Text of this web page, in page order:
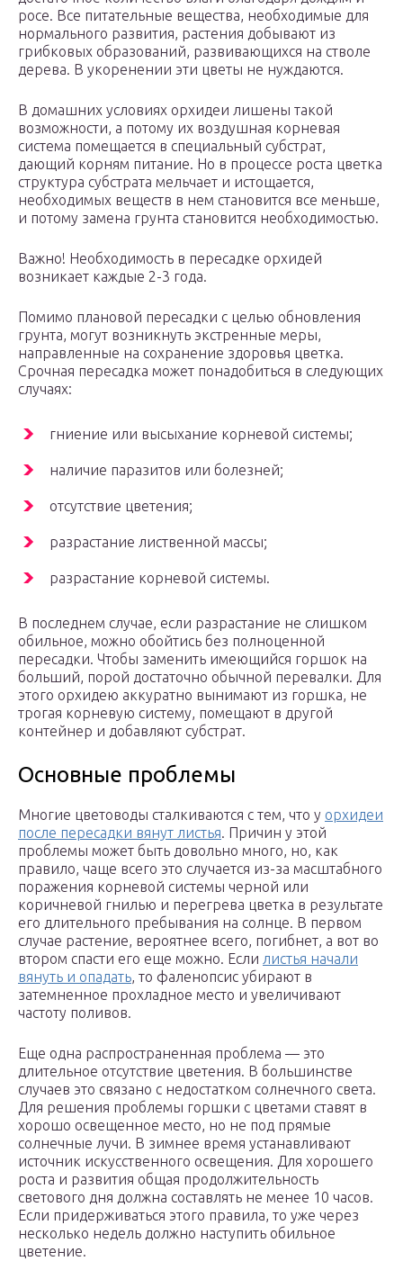
росе. Все питательные вещества, необходимые для
нормального развития, растения добывают из
грибковых образований, развивающихся на стволе
дерева. В укоренении эти цветы не нуждаются.
В домашних условиях орхидеи лишены такой
возможности, а потому их воздушная корневая
система помещается в специальный субстрат,
дающий корням питание. Но в процессе роста цветка
структура субстрата мельчает и истощается,
необходимых веществ в нем становится все меньше,
и потому замена грунта становится необходимостью.
Важно! Необходимость в пересадке орхидей
возникает каждые 2-3 года.
Помимо плановой пересадки с целью обновления
грунта, могут возникнуть экстренные меры,
направленные на сохранение здоровья цветка.
Срочная пересадка может понадобиться в следующих
случаях:
гниение или высыхание корневой системы;
наличие паразитов или болезней;
отсутствие цветения;
разрастание лиственной массы;
разрастание корневой системы.
В последнем случае, если разрастание не слишком
обильное, можно обойтись без полноценной
пересадки. Чтобы заменить имеющийся горшок на
больший, порой достаточно обычной перевалки. Для
этого орхидею аккуратно вынимают из горшка, не
трогая корневую систему, помещают в другой
контейнер и добавляют субстрат.
Основные проблемы
Многие цветоводы сталкиваются с тем, что у орхидеи
после пересадки вянут листья. Причин у этой
проблемы может быть довольно много, но, как
правило, чаще всего это случается из-за масштабного
поражения корневой системы черной или
коричневой гнилью и перегрева цветка в результате
его длительного пребывания на солнце. В первом
случае растение, вероятнее всего, погибнет, а вот во
втором спасти его еще можно. Если листья начали
вянуть и опадать, то фаленопсис убирают в
затемненное прохладное место и увеличивают
частоту поливов.
Еще одна распространенная проблема — это
длительное отсутствие цветения. В большинстве
случаев это связано с недостатком солнечного света.
Для решения проблемы горшки с цветами ставят в
хорошо освещенное место, но не под прямые
солнечные лучи. В зимнее время устанавливают
источник искусственного освещения. Для хорошего
роста и развития общая продолжительность
светового дня должна составлять не менее 10 часов.
Если придерживаться этого правила, то уже через
несколько недель должно наступить обильное
цветение.